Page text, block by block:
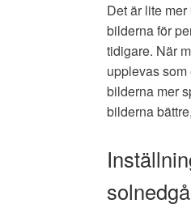
Det är lite
bilderna för
tidigare. När
upplevas
bilderna mer
bilderna